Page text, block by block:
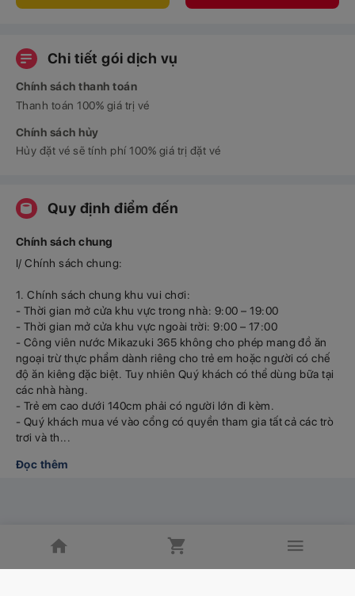
Chi tiết gói dịch vụ
Chính sách thanh toán
Thanh toán 100% giá trị vé
Chính sách hủy
Hủy đặt vé sẽ tính phí 100% giá trị đặt vé
Quy định điểm đến
Chính sách chung
I/ Chính sách chung:
1. Chính sách chung khu vui chơi:
- Thời gian mở cửa khu vực trong nhà: 9:00 – 19:00
- Thời gian mở cửa khu vực ngoài trời: 9:00 – 17:00
- Công viên nước Mikazuki 365 không cho phép mang đồ ăn
ngoại trừ thực phẩm dành riêng cho trẻ em hoặc người có chế
độ ăn kiêng đặc biệt. Tuy nhiên Quý khách có thể dùng bữa tại
các nhà hàng.
- Trẻ em cao dưới 140cm phải có người lớn đi kèm.
- Quý khách mua vé vào cổng có quyền tham gia tất cả các trò
trơi và th...
Đọc thêm